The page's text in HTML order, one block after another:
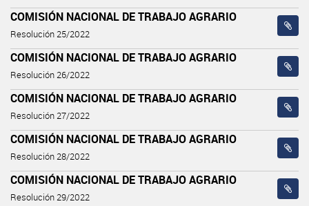
COMISIÓN NACIONAL DE TRABAJO AGRARIO
Resolución 25/2022
COMISIÓN NACIONAL DE TRABAJO AGRARIO
Resolución 26/2022
COMISIÓN NACIONAL DE TRABAJO AGRARIO
Resolución 27/2022
COMISIÓN NACIONAL DE TRABAJO AGRARIO
Resolución 28/2022
COMISIÓN NACIONAL DE TRABAJO AGRARIO
Resolución 29/2022